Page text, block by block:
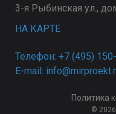
3-я Рыбинская ул.,
НА КАРТЕ
Телефон: +7 (495)
E-mail:
Политика
©